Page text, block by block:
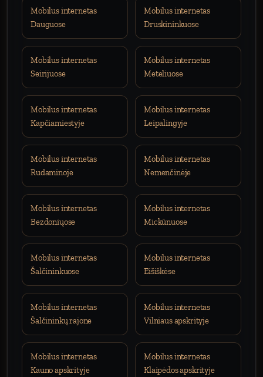
Mobilus internetas
Dauguose
Mobilus internetas
Druskininkuose
Mobilus internetas
Seirijuose
Mobilus internetas
Meteliuose
Mobilus internetas
Kapčiamiestyje
Mobilus internetas
Leipalingyje
Mobilus internetas
Rudaminoje
Mobilus internetas
Nemenčinėje
Mobilus internetas
Bezdoniųose
Mobilus internetas
Mickūnuose
Mobilus internetas
Šalčininkuose
Mobilus internetas
Eišiškėse
Mobilus internetas
Šalčininkų rajone
Mobilus internetas
Vilniaus apskrityje
Mobilus internetas
Kauno apskrityje
Mobilus internetas
Klaipėdos apskrityje